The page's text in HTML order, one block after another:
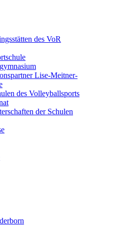
des VoR
Lise-Meitner-
des Volleyballsports
der Schulen